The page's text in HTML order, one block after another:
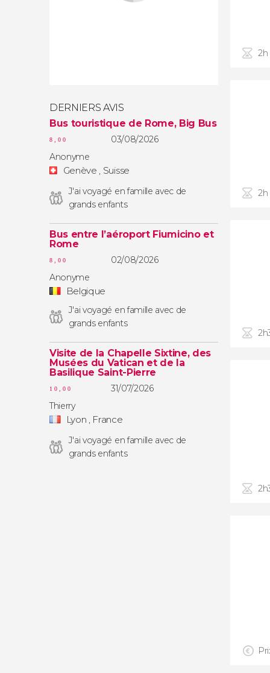
DERNIERS AVIS
Bus touristique de Rome, Big Bus
8,00
03/08/2026
Anonyme
Genève , Suisse
J'ai voyagé en famille avec de
grands enfants
Bus entre l’aéroport Fiumicino et
Rome
8,00
02/08/2026
Anonyme
Belgique
J'ai voyagé en famille avec de
grands enfants
Visite de la Chapelle Sixtine, des
Musées du Vatican et de la
Basilique Saint-Pierre
10,00
31/07/2026
Thierry
Lyon , France
J'ai voyagé en famille avec de
grands enfants
2h
2h